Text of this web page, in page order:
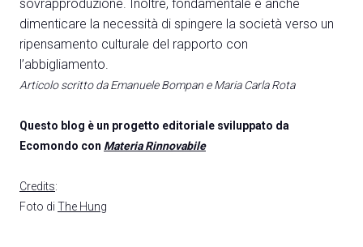
sovrapproduzione. Inoltre, fondamentale è anche
dimenticare la necessità di spingere la società verso un
ripensamento culturale del rapporto con
l’abbigliamento.
Articolo scritto da Emanuele Bompan e Maria Carla Rota
Questo blog è un progetto editoriale sviluppato da
Ecomondo con Materia Rinnovabile
Credits:
Foto di The Hung